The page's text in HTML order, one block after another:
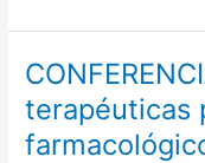
terapéuticas
CONFERENCIA
Alternativas
terapéuticas
para